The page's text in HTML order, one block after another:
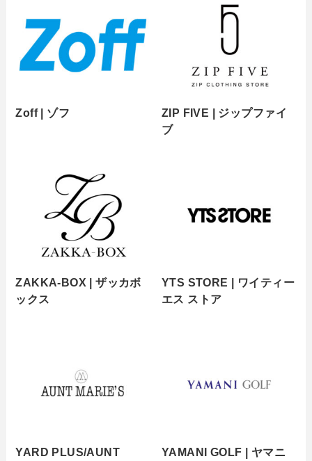
Zoff | ゾフ
ZIP FIVE | ジップファイ
ブ
ZAKKA-BOX | ザッカボ
ックス
YTS STORE | ワイティー
エス ストア
YARD PLUS/AUNT
YAMANI GOLF | ヤマニ